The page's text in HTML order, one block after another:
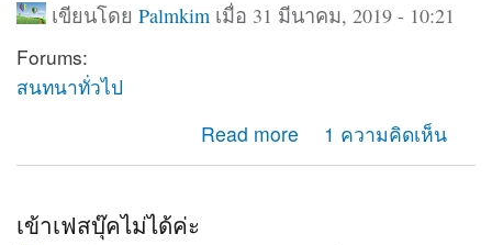
เขียนโดย Palmkim เมื่อ 31 มีนาคม, 2019 - 10:21
Forums:
สนทนาทั่วไป
Read more
about เข้าfacebook ในappไม่ได้ เเต่เข้าในเครื่องของคน
อื่นได้เข้าในsafariได้
1 ความคิดเห็น
เข้าเฟสบุ๊คไม่ได้ค่ะ